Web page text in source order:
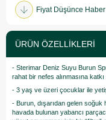
Fiyat Düşünce
ÜRÜN ÖZELLIKLERI
- Sterimar Deniz Suyu Burun
rahat bir nefes alınmasına
- 3 yaş ve üzeri çocuklar ile
- Burun, dışarıdan gelen soğuk
havada bulunan yabancı